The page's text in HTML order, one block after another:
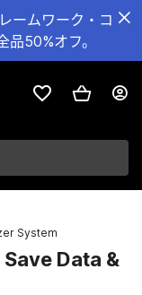
ームワーク・コ
50%オフ。
System
Data &